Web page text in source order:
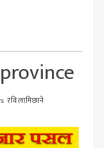
रवि लामिछाने